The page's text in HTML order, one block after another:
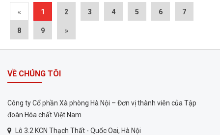
« 1 2 3 4 5 6 7
8 9 »
VỀ CHÚNG TÔI
Công ty Cổ phần Xà phòng Hà Nội – Đơn vị thành viên của Tập
đoàn Hóa chất Việt Nam
Lô 3.2 KCN Thạch Thất - Quốc Oai, Hà Nội